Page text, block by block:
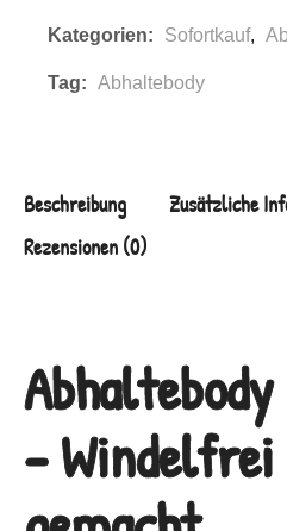
Kategorien: Sofortkauf,
Tag: Abhaltebody
Beschreibung
Zusätzliche
Rezensionen (0)
Abhaltebody
–